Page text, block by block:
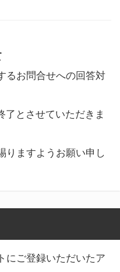
るお問合せへの回答対
了とさせていただきま
りますようお願い申し
にご登録いただいたア